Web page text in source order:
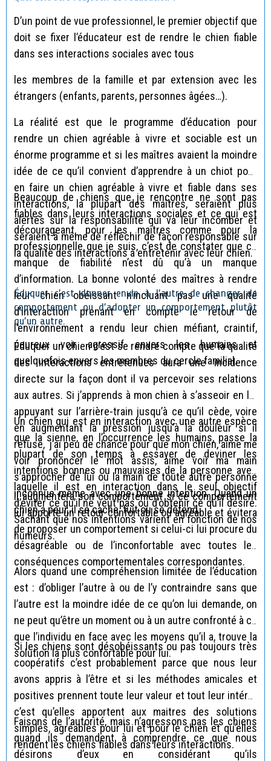
D’un point de vue professionnel, le premier objectif que
doit se fixer l’éducateur est de rendre le chien fiable
dans ses interactions sociales avec tous
les membres de la famille et par extension avec les
étrangers (enfants, parents, personnes âgées…).
La réalité est que le programme d’éducation pour
rendre un chien agréable à vivre et sociable est un
énorme programme et si les maîtres avaient la moindre
idée de ce qu’il convient d’apprendre à un chiot pour
en faire un chien agréable à vivre et fiable dans ses
interactions, la plupart des maîtres, seraient plus
alertés sur la responsabilité qui va leur incomber et
seraient à même de réfléchir de façon responsable sur
la qualité des interactions à entretenir avec leur chien.
Beaucoup de chiens que je rencontre ne sont pas
fiables dans leurs interactions sociales et ce qui est
décourageant, pour les maîtres comme pour la
professionnelle que je suis, c’est de constater que ce
manque de fiabilité n’est dû qu’à un manque
d’information. La bonne volonté des maîtres à rendre
leur chien obéissant n’incluant pas une qualité
d’interaction prenant en compte le retour de
l’environnement a rendu leur chien méfiant, craintif,
peureux voir agressif envers les humains et
quelquefois envers les membres du cercle familial.
Éduquer c’est donner envie à l’autre de changer de
comportement ou d’adopter un comportement plutôt
qu’un autre.
Éduquer un chien c’est se rendre compte que la qualité
des interactions entretenues aura une incidence
directe sur la façon dont il va percevoir ses relations
aux autres. Si j’apprends à mon chien à s’asseoir en lui
appuyant sur l’arrière-train jusqu’à ce qu’il cède, voire
en augmentant la pression jusqu’à la douleur si il
refuse, j’ai peu de chance pour que mon chien, aime me
voir prononcer le mot assis, aime voir ma main
s’approcher de lui ou la main de toute autre personne
inconnue même avec une bonne intention. Quand un
chien a peur, il se cache, fuit ou se défend.
Un chien qui est en interaction avec une autre espèce
que la sienne, en l’occurrence les humains, passe la
plupart de son temps à essayer de deviner les
intentions bonnes ou mauvaises de la personne avec
laquelle il est en interaction dans le seul objectif
d’éviter ce qu’il ne veut pas ou d’obtenir ce qu’il désire.
Sachant que nos intentions varient en fonction de nos
humeurs.
Il augmentera son comportement si ce comportement
lui apporte un retour confortable ou agréable et évitera
de proposer un comportement si celui-ci lui procure du
désagréable ou de l’inconfortable avec toutes les
conséquences comportementales correspondantes.
Alors quand une compréhension limitée de l’éducation
est : d’obliger l’autre à ou de l’y contraindre sans que
l’autre est la moindre idée de ce qu’on lui demande, on
ne peut qu’être un moment ou à un autre confronté à ce
que l’individu en face avec les moyens qu’il a, trouve la
solution la plus confortable pour lui.
Si les chiens sont désobéissants ou pas toujours très
coopératifs c’est probablement parce que nous leur
avons appris à l’être et si les méthodes amicales et
positives prennent toute leur valeur et tout leur intérêt
c’est qu’elles apportent aux maitres des solutions
simples, agréables pour lui et pour le chien et qu’elles
rendent les chiens fiables dans leurs interactions.
Faisons de l’autorité, mais n’agressons pas les chiens
quand ils demandent à comprendre ce que nous
désirons d’eux en considérant qu’ils